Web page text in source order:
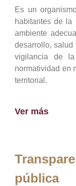
Es un
habitantes de la
ambiente
desarrollo, salud
vigilancia de
normatividad en
territorial.
Ver más
pública